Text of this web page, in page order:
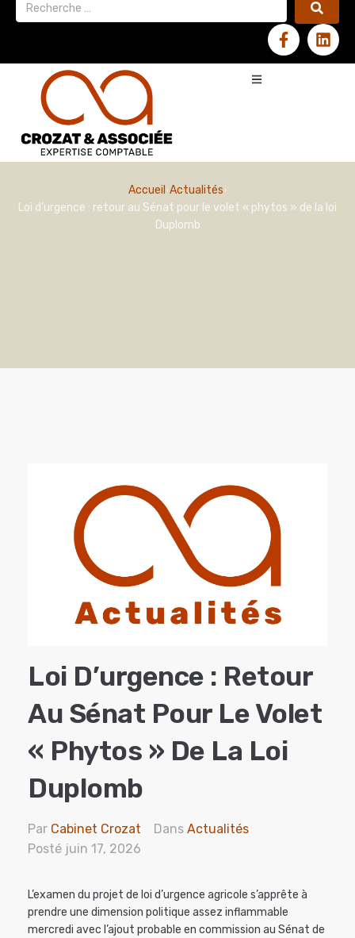
Accueil Actualités
Loi d’urgence : retour au Sénat pour le volet « phytos » de la loi
Duplomb
Loi D’urgence : Retour
Au Sénat Pour Le Volet
« Phytos » De La Loi
Duplomb
Par Cabinet Crozat Dans Actualités
Posté juin 17, 2026
L’examen du projet de loi d’urgence agricole s’apprête à
prendre une dimension politique assez inflammable
mercredi avec l’ajout probable en commission au Sénat de